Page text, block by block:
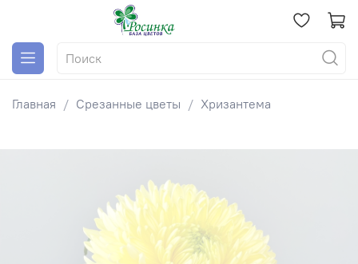
Главная Срезанные цветы Хризантема